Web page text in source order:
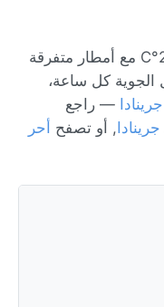
الطقس المباشر في Tivoli، حاليًا 27°C مع أمطار متفرقة
الأحوال الجوية كل ساعة،
جرينادا — راجع
جرينادا , أو تصفح أحر